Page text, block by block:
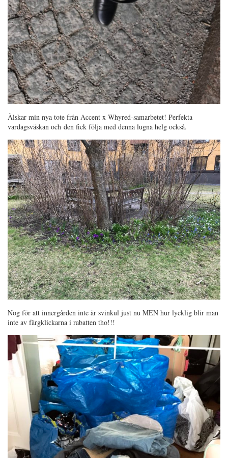
Älskar min nya tote från Accent x Whyred-samarbetet! Perfekta
vardagsväskan och den fick följa med denna lugna helg också.
Nog för att innergården inte är svinkul just nu MEN hur lycklig blir man
inte av färgklickarna i rabatten tho!!!